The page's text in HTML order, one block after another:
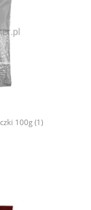
100g (1)